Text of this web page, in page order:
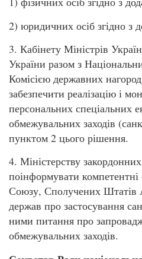
2) юридичних осіб згідно з
3. Кабінету Міністрів
України разом з
Комісією державних
забезпечити реалізацію і
персональних спеціальних
обмежувальних заходів
пунктом 2 цього рішення.
4. Міністерству
поінформувати
Союзу, Сполучених Штатів
держав про застосування
ними питання про
обмежувальних заходів.